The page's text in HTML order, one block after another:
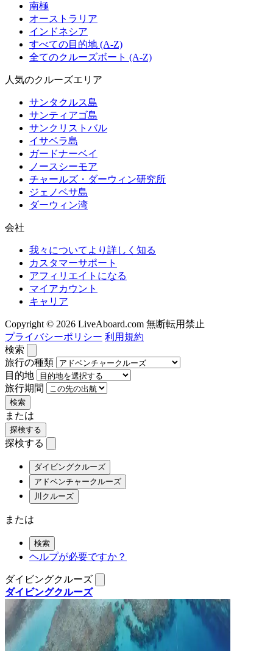
南極
オーストラリア
インドネシア
すべての目的地 (A-Z)
全てのクルーズボート (A-Z)
人気のクルーズエリア
サンタクルス島
サンティアゴ島
サンクリストバル
イサベラ島
ガードナーベイ
ノースシーモア
チャールズ・ダーウィン研究所
ジェノベサ島
ダーウィン湾
会社
我々についてより詳しく知る
カスタマーサポート
アフィリエイトになる
マイアカウント
キャリア
Copyright © 2026 LiveAboard.com 無断転用禁止
プライバシーポリシー 利用規約
検索
旅行の種類
目的地
旅行期間
検索
または
探検する
探検する
ダイビングクルーズ
アドベンチャークルーズ
川クルーズ
または
検索
ヘルプが必要ですか？
ダイビングクルーズ
ダイビングクルーズ